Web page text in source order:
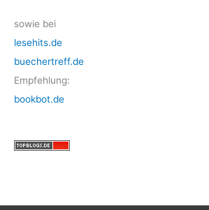
sowie bei
lesehits.de
buechertreff.de
Empfehlung:
bookbot.de